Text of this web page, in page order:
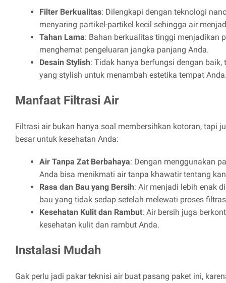
Filter Berkualitas: Dilengkapi dengan teknologi
menyaring partikel-partikel kecil sehingga air
Tahan Lama: Bahan berkualitas tinggi menjadikan
menghemat pengeluaran jangka panjang Anda.
Desain Stylish: Tidak hanya berfungsi dengan
yang stylish untuk menambah estetika tempat
Manfaat Filtrasi Air
Filtrasi air bukan hanya soal membersihkan kotoran, tapi
besar untuk kesehatan Anda:
Air Tanpa Zat Berbahaya: Dengan menggunakan
Anda bisa menikmati air tanpa khawatir tentang
Rasa dan Bau yang Bersih: Air menjadi lebih enak
bau yang tidak sedap setelah melewati proses
Kesehatan Kulit dan Rambut: Air bersih juga
kesehatan kulit dan rambut Anda.
Instalasi Mudah
Gak perlu jadi pakar teknisi air buat pasang paket ini,